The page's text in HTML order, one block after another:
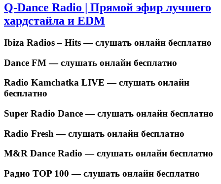
Q-Dance Radio | Прямой эфир лучшего
хардстайла и EDM
Ibiza Radios – Hits — слушать онлайн бесплатно
Dance FM — слушать онлайн бесплатно
Radio Kamchatka LIVE — слушать онлайн
бесплатно
Super Radio Dance — слушать онлайн бесплатно
Radio Fresh — слушать онлайн бесплатно
M&R Dance Radio — слушать онлайн бесплатно
Радио TOP 100 — слушать онлайн бесплатно